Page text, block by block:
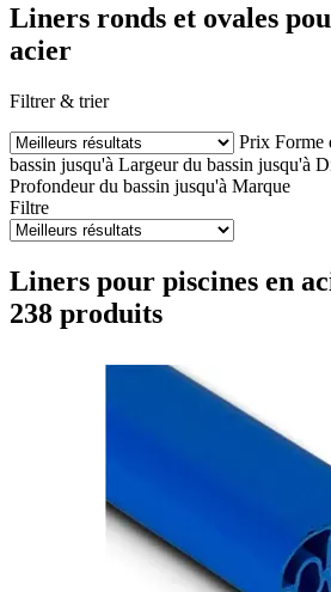
Liners ronds et ovales
acier
Filtrer & trier
Prix Forme
bassin jusqu'à Largeur du bassin jusqu'à
Profondeur du bassin jusqu'à Marque
Filtre
Liners pour piscines en
238 produits